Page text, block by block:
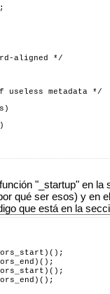
aligned */
useless metadata */
"_startup" en
qué ser esos) y en
que está en la